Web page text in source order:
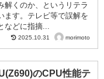
解くのか、というリテラ
ます。テレビ等で誤解を
などに指摘...
2025.10.31 morimoto
のCPU性能テ